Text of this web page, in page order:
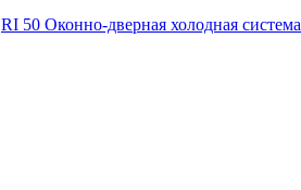
RI 50 Оконно-дверная холодная система